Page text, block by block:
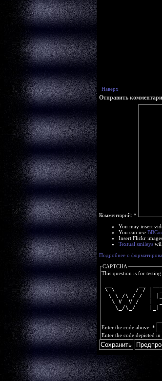
Наверх
Отправить
Комментарий: *
You may insert
You can use
Insert Flickr
Textual smileyswill
Подробнее о
CAPTCHA
This question is for
\ \      / / |  _
\ \ /\ / /  |
\ V  V /   |
\_/\_/    |_|
Enter the code above: *
Enter the code depicted in